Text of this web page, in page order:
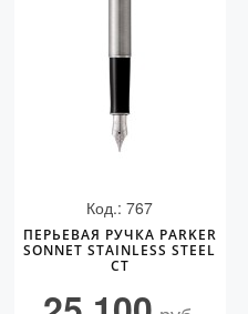
Код.: 767
ПЕРЬЕВАЯ РУЧКА PARKER
SONNET STAINLESS STEEL
CT